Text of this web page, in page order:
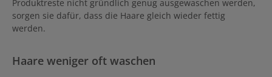
bis zu 3 Minuten einwirken lassen. Danach gut ausspülen und bei
Bedarf den Vorgang wiederhole
Produktreste nicht gründlich genug ausgewaschen werden,
sorgen sie dafür, dass die Haare gleich wieder fettig
werden.
Haare weniger oft waschen